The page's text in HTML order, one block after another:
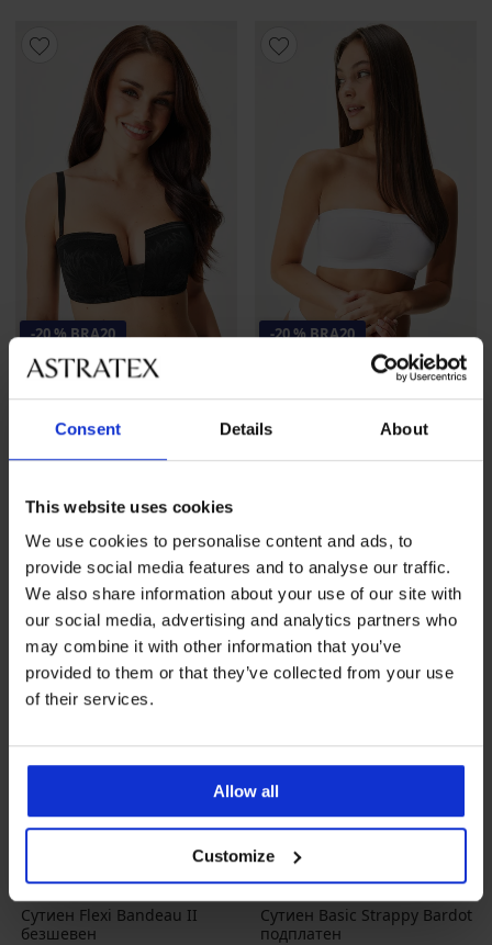
Consent Details About
This website uses cookies
We use cookies to personalise content and ads, to
provide social media features and to analyse our traffic.
We also share information about your use of our site with
our social media, advertising and analytics partners who
may combine it with other information that you’ve
provided to them or that they’ve collected from your use
of their services.
Allow all
Customize
-20 % BRA20
Strapless подплатен
-20 % BRA20
безшевен
Сутиен Flexi Bandeau II
безшевен
Сутиен Basic Strappy Bardot
подплатен